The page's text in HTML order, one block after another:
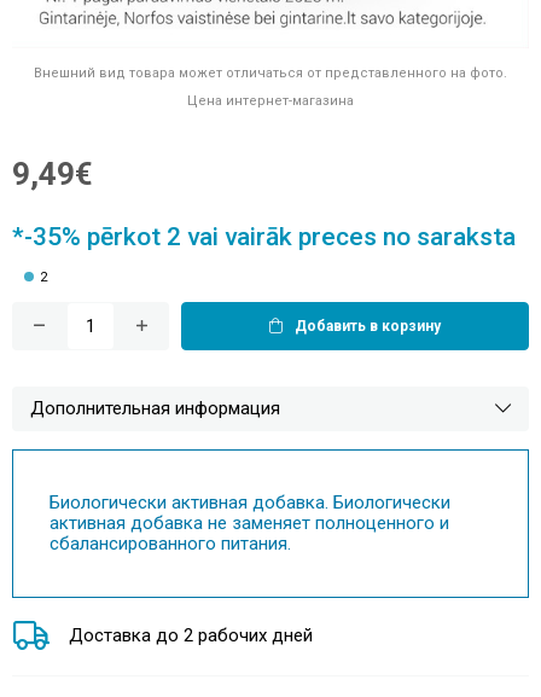
Внешний вид товара может отличаться от представленного на фото.
Цена интернет-магазина
9,49€
*-35% pērkot 2 vai vairāk preces no saraksta
2
Добавить в корзину
Дополнительная информация
Биологически активная добавка. Биологически
активная добавка не заменяет полноценного и
сбалансированного питания.
Доставка до 2 рабочих дней